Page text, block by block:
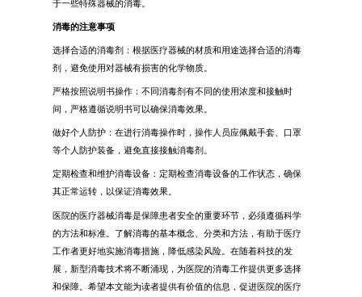
于一些特殊器械的消毒。
消毒的注意事项
选择合适的消毒剂：根据医疗器械的材质和用途选择合适的消毒
剂，避免使用对器械有损害的化学物质。
严格按照说明书操作：不同消毒剂有不同的使用浓度和接触时
间，严格遵循说明书可以确保消毒效果。
做好个人防护：在进行消毒操作时，操作人员应佩戴手套、口罩
等个人防护装备，避免直接接触消毒剂。
定期检查和维护消毒设备：定期检查消毒设备的工作状态，确保
其正常运转，以保证消毒效果。
医院的医疗器械消毒是保障患者安全的重要环节，必须遵循科学
的方法和标准。了解消毒的基本概念、分类和方法，有助于医疗
工作者更好地实施消毒措施，降低感染风险。在随着科技的发
展，新型消毒技术将不断涌现，为医院的消毒工作提供更多选择
和保障。希望本文能为读者提供有价值的信息，促进医院的医疗